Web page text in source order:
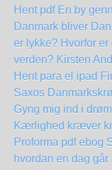
Hent pdf En by
Danmark bliver
er lykke? Hvorfor
verden? Kirsten
Hent para el ipad
Saxos
Gyng mig ind i
Kærlighed kræver
Proforma pdf ebog
hvordan en dag